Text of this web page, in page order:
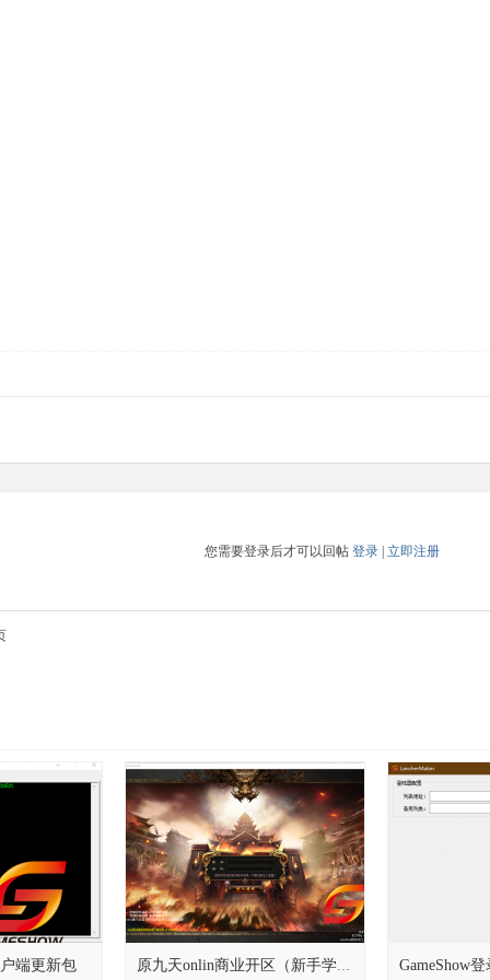
您需要登录后才可以回帖 登录| 立即注册
端更新包 原九天onlin商业开区（新手学习借鉴使用） GameShow